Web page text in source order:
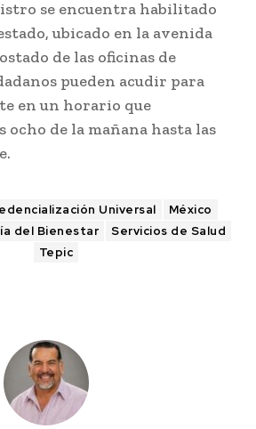
se encuentra habilitado
ubicado en la avenida
de las oficinas de
pueden acudir para
en un horario que
ocho de la mañana hasta las
Universal
México
del Bienestar
Servicios de Salud
Tepic